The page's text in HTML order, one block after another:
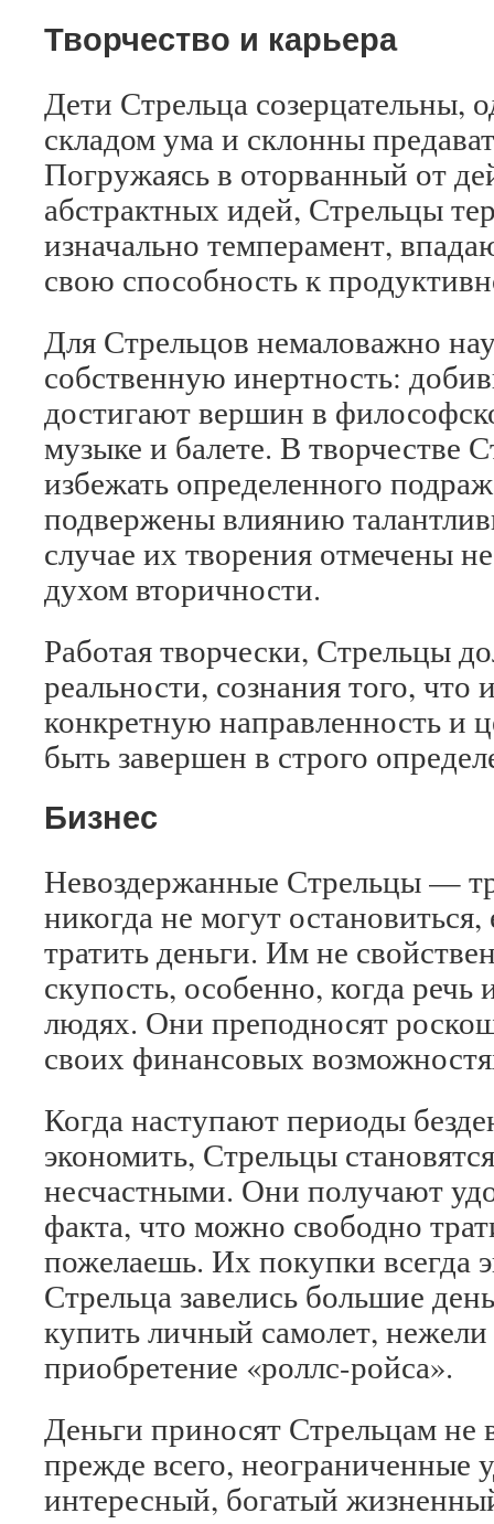
Творчество и карьера
Дети Стрельца созерцательны,
складом ума и склонны
Погружаясь в оторванный от
абстрактных идей, Стрельцы
изначально темперамент,
свою способность к
Для Стрельцов немаловажно
собственную инертность:
достигают вершин в
музыке и балете. В творчестве
избежать определенного
подвержены влиянию
случае их творения отмечены
духом вторичности.
Работая творчески, Стрельцы
реальности, сознания того, что
конкретную направленность и
быть завершен в строго
Бизнес
Невоздержанные Стрельцы —
никогда не могут
тратить деньги. Им не
скупость, особенно, когда
людях. Они преподносят
своих финансовых
Когда наступают периоды
экономить, Стрельцы
несчастными. Они получают
факта, что можно свободно
пожелаешь. Их покупки всегда
Стрельца завелись большие
купить личный самолет, нежели
приобретение «роллс-ройса».
Деньги приносят Стрельцам не
прежде всего, неограниченные
интересный, богатый